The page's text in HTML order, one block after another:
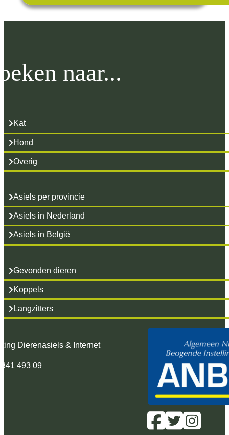
naar...
Kat
Hond
Overig
Asiels per provincie
Asiels in Nederland
Asiels in België
Gevonden dieren
Koppels
Langzitters
Dierenasiels & Internet
493 09